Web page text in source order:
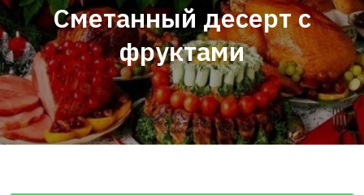
Сметанный десерт с
фруктами